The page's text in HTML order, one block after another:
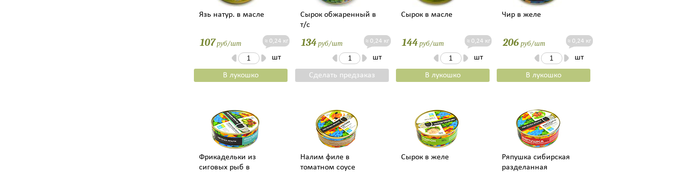
Язь натур. в масле
107руб/шт ≈ 0,24 кг
шт
В лукошко
Сырок обжаренный в
т/с
134руб/шт ≈ 0,24 кг
шт
Сделать предзаказ
Сырок в масле
144руб/шт ≈ 0,24 кг
шт
В лукошко
Чир в желе
206 руб/шт ≈ 0,24 кг
шт
В лукошко
Фрикадельки из
сиговых рыб в
Налим филе в
томатном соусе
Сырок в желе
Ряпушка сибирская
разделанная